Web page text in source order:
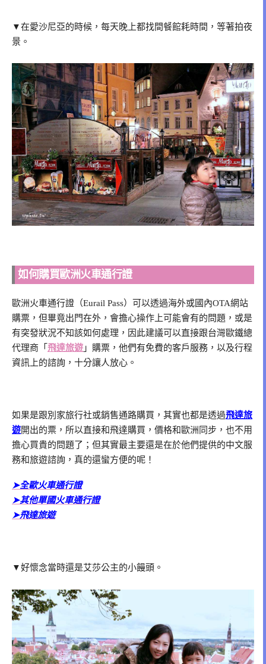
▼在愛沙尼亞的時候，每天晚上都找間餐館耗時間，等著拍夜
景。
如何購買歐洲火車通行證
歐洲火車通行證（Eurail Pass）可以透過海外或國內OTA網站
購票，但畢竟出門在外，會擔心操作上可能會有的問題，或是
有突發狀況不知該如何處理，因此建議可以直接跟台灣歐鐵總
代理商「 飛達旅遊 」購票，他們有免費的客戶服務，以及行程
資訊上的諮詢，十分讓人放心。
如果是跟別家旅行社或銷售通路購買，其實也都是透過飛達旅
遊開出的票，所以直接和飛達購買，價格和歐洲同步，也不用
擔心買貴的問題了；但其實最主要還是在於他們提供的中文服
務和旅遊諮詢，真的還蠻方便的呢！
➤全歐火車通行證
➤其他單國火車通行證
➤飛達旅遊
▼好懷念當時還是艾莎公主的小饅頭。